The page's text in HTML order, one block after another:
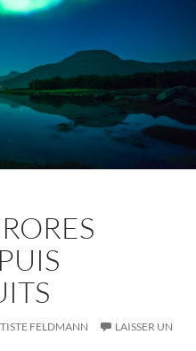
FELDMANN
LAISSER UN